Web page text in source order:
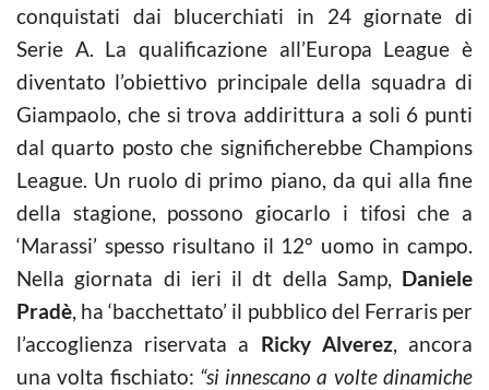
conquistati dai blucerchiati in 24 giornate di
Serie A. La qualificazione all’Europa League è
diventato l’obiettivo principale della squadra di
Giampaolo, che si trova addirittura a soli 6 punti
dal quarto posto che significherebbe Champions
League. Un ruolo di primo piano, da qui alla fine
della stagione, possono giocarlo i tifosi che a
‘Marassi’ spesso risultano il 12° uomo in campo.
Nella giornata di ieri il dt della Samp, Daniele
Pradè, ha ‘bacchettato’ il pubblico del Ferraris per
l’accoglienza riservata a Ricky Alverez, ancora
una volta fischiato: “si innescano a volte dinamiche